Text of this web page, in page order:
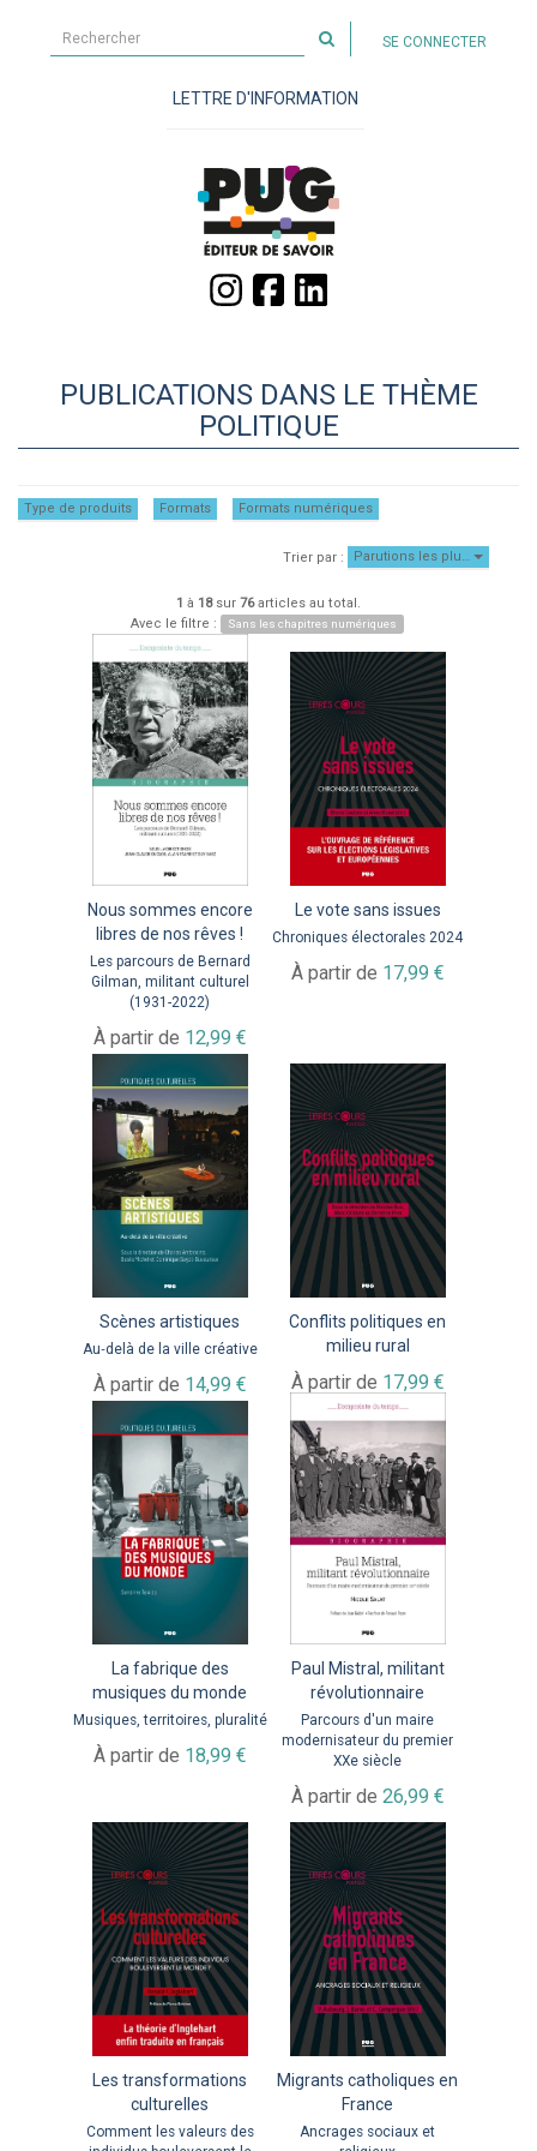
sur
site
SE CONNECTER
LETTRE D'INFORMATION
PUBLICATIONS DANS LE THÈME
POLITIQUE
Type de produits Formats Formats numériques
Trier par : Parutions les plu…
1 à 18sur 76articles au total.
Avec le filtre :
Sans les chapitres numériques
Nous sommes encore
libres de nos rêves !
Les parcours de Bernard
Gilman, militant culturel
(1931-2022)
À partir de 12,99 €
Le vote sans issues
Chroniques électorales 2024
À partir de 17,99 €
Scènes artistiques
Au‑delà de la ville créative
À partir de 14,99 €
Conflits politiques en
milieu rural
À partir de 17,99 €
La fabrique des
musiques du monde
Musiques, territoires, pluralité
À partir de 18,99 €
Paul Mistral, militant
révolutionnaire
Parcours d'un maire
modernisateur du premier
XXe siècle
À partir de 26,99 €
Les transformations
culturelles
Comment les valeurs des
Migrants catholiques en
France
Ancrages sociaux et